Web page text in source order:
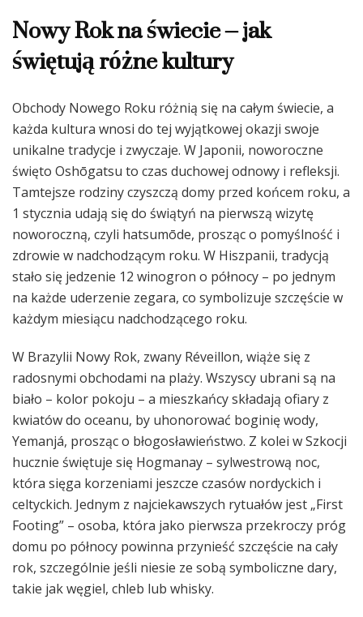
Nowy Rok na świecie – jak
świętują różne kultury
Obchody Nowego Roku różnią się na całym świecie, a
każda kultura wnosi do tej wyjątkowej okazji swoje
unikalne tradycje i zwyczaje. W Japonii, noworoczne
święto Oshōgatsu to czas duchowej odnowy i refleksji.
Tamtejsze rodziny czyszczą domy przed końcem roku, a
1 stycznia udają się do świątyń na pierwszą wizytę
noworoczną, czyli hatsumōde, prosząc o pomyślność i
zdrowie w nadchodzącym roku. W Hiszpanii, tradycją
stało się jedzenie 12 winogron o północy – po jednym
na każde uderzenie zegara, co symbolizuje szczęście w
każdym miesiącu nadchodzącego roku.
W Brazylii Nowy Rok, zwany Réveillon, wiąże się z
radosnymi obchodami na plaży. Wszyscy ubrani są na
biało – kolor pokoju – a mieszkańcy składają ofiary z
kwiatów do oceanu, by uhonorować boginię wody,
Yemanjá, prosząc o błogosławieństwo. Z kolei w Szkocji
hucznie świętuje się Hogmanay – sylwestrową noc,
która sięga korzeniami jeszcze czasów nordyckich i
celtyckich. Jednym z najciekawszych rytuałów jest „First
Footing” – osoba, która jako pierwsza przekroczy próg
domu po północy powinna przynieść szczęście na cały
rok, szczególnie jeśli niesie ze sobą symboliczne dary,
takie jak węgiel, chleb lub whisky.